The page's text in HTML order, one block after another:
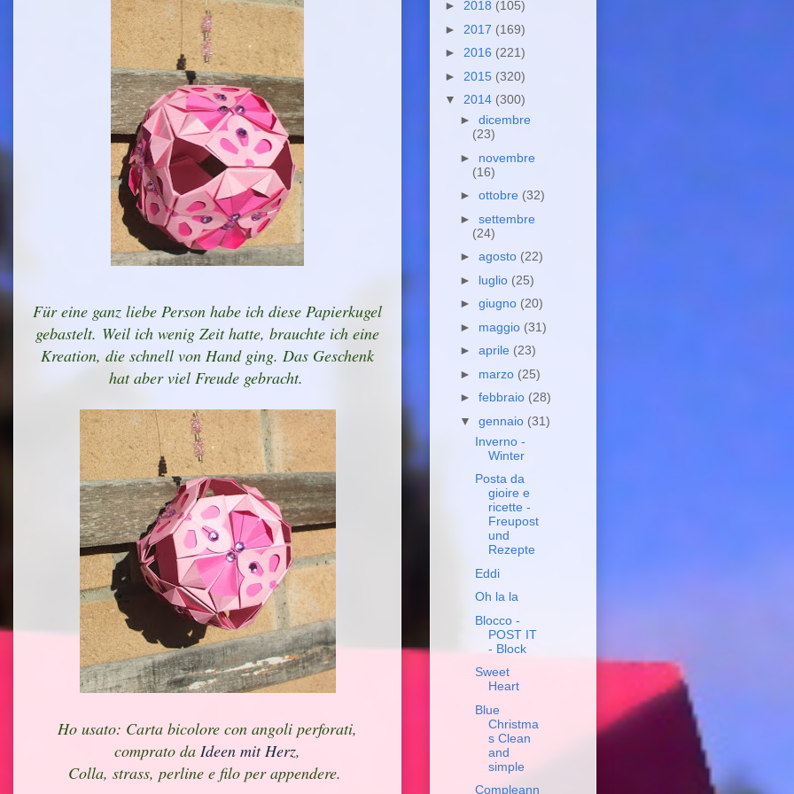
Für eine ganz liebe Person habe ich diese Papierkugel
gebastelt. Weil ich wenig Zeit hatte, brauchte ich eine
Kreation, die schnell von Hand ging. Das Geschenk
hat aber viel Freude gebracht.
Ho usato: Carta bicolore con angoli perforati,
comprato da Ideen mit Herz,
Colla, strass, perline e filo per appendere.
► 2018 (105)
► 2017 (169)
► 2016 (221)
► 2015 (320)
▼ 2014 (300)
► dicembre
(23)
► novembre
(16)
► ottobre (32)
► settembre
(24)
► agosto (22)
► luglio (25)
► giugno (20)
► maggio (31)
► aprile (23)
► marzo (25)
► febbraio (28)
▼ gennaio (31)
Inverno -
Winter
Posta da
gioire e
ricette -
Freupost
und
Rezepte
Eddi
Oh la la
Blocco -
POST IT
- Block
Sweet
Heart
Blue
Christma
s Clean
and
simple
Compleann